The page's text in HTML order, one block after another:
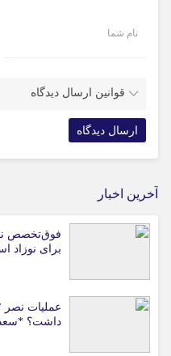
نام شما
قوانین ارسال دیدگاه
آخرین اخبار
فوق‌تخصص
برای نوزاد
داشت؟